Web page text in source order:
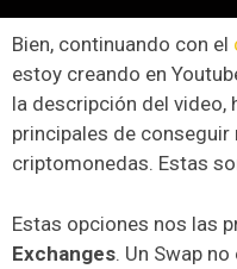
Bien, continuando con el
estoy creando en
la descripción del video,
principales de
criptomonedas. Estas
Estas opciones nos las
Exchanges. Un Swap